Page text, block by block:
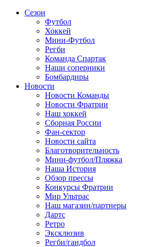
Сезон
Футбол
Хоккей
Мини-Футбол
Регби
Команда Спартак
Наши соперники
Бомбардиры
Новости
Новости Команды
Новости Фратрии
Наш хоккей
Сборная России
Фан-cектор
Новости сайта
Благотворительность
Мини-футбол/Пляжка
Наша История
Обзор прессы
Конкурсы Фратрии
Мир Ультрас
Наш магазин/партнеры
Дартс
Ретро
Эксклюзив
Регби/гандбол